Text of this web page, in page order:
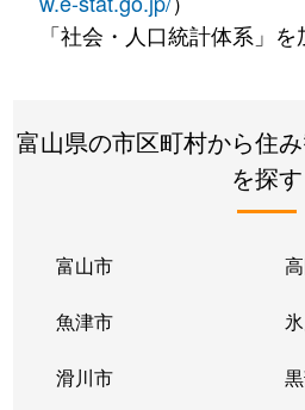
「社会・人口統計体系」
富山県の市区町村から住
を探す
富山市
魚津市
滑川市